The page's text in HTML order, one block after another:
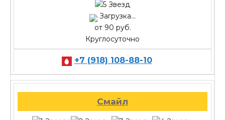
Загрузка...
от 90 руб.
Круглосуточно
+7 (918) 108-88-10
Смайл